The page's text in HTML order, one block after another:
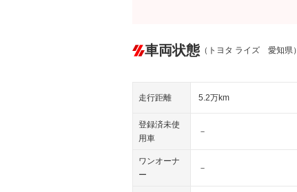
車両状態 （トヨタ ライズ 愛知県）
走行距離 5.2万km
登録済未使
用車
－
ワンオーナ
ー
－